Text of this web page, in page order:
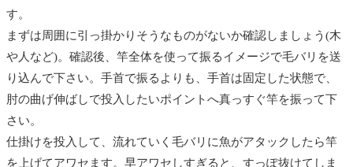
す。
まずは周囲に引っ掛かりそうなものがないか確認しましょう(木
や人など)。確認後、竿全体を使って振るイメージで毛バリを送
り込んで下さい。手首で振るよりも、手首は固定した状態で、
肘の曲げ伸ばしで投入したいポイントへ真っすぐ竿を振って下
さい。
仕掛けを投入して、流れていく毛バリに魚がアタックしたら竿
を上げてアワセます。早アワセしすぎると、すっぽ抜けてしま